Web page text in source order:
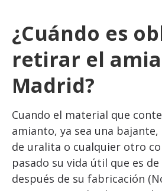
¿Cuándo es
retirar el
Madrid?
Cuando el material que
amianto, ya sea una
de uralita o cualquier otro
pasado su vida útil que es de
después de su fabricación